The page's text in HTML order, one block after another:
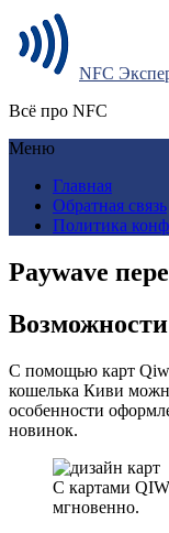
NFC
Всё про NFC
Меню
Главная
Обратная связь
Политика
Paywave
С помощью карт
кошелька Киви
особенности
новинок.
С картами
мгновенно.